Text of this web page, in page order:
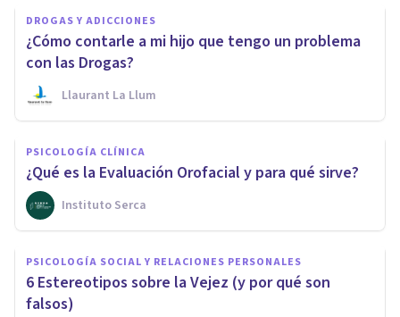
DROGAS Y ADICCIONES
¿Cómo contarle a mi hijo que tengo un problema
con las Drogas?
Llaurant La Llum
PSICOLOGÍA CLÍNICA
¿Qué es la Evaluación Orofacial y para qué sirve?
Instituto Serca
PSICOLOGÍA SOCIAL Y RELACIONES PERSONALES
6 Estereotipos sobre la Vejez (y por qué son
falsos)